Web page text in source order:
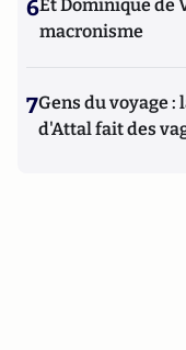
6Et Dominique de
macronisme
7Gens du voyage
d'Attal fait des